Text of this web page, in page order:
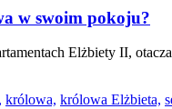
w swoim pokoju?
Elżbiety II,
królowa, królowa Elżbieta,